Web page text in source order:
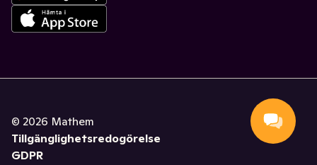
© 2026 Mathem
Tillgänglighetsredogörelse
GDPR